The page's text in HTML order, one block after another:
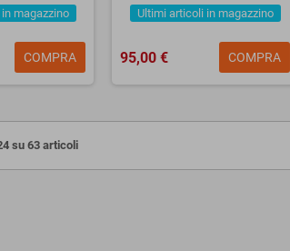
magazzino
COMPRA
Ultimi articoli in magazzino
95,00 € COMPRA
su 63 articoli